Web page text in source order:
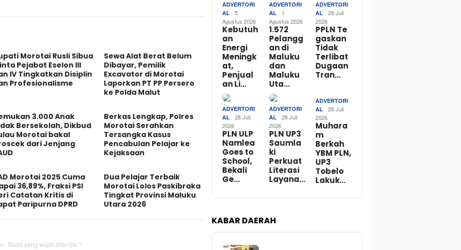
Morotai Rusli Sibua
Pejabat Eselon III
IV Tingkatkan Disiplin
Profesionalisme
Sewa Alat Berat Belum
Dibayar, Pemilik
Excavator di Morotai
Laporkan PT PP Persero
ke Polda Malut
3.000 Anak
Bersekolah, Dikbud
Morotai bakal
dari Jenjang
Berkas Lengkap, Polres
Morotai Serahkan
Tersangka Kasus
Pencabulan Pelajar ke
Kejaksaan
Morotai 2025 Cuma
36,89%, Fraksi PSI
Catatan Kritis di
Paripurna DPRD
Dua Pelajar Terbaik
Morotai Lolos Paskibraka
Tingkat Provinsi Maluku
Utara 2026
Ruas yang wajib ditandai *
ADVERTORI
AL
5
Agustus 2026
Kebutuh
an
Energi
Meningk
at,
Penjual
an Li…
ADVERTORI
AL
1
Agustus 2026
1.572
Pelangg
an di
Maluku
dan
Maluku
Uta…
ADVERTORI
AL
28 Juli
2026
PPLN Te
gaskan
Tidak
Terlibat
Dugaan
Tran…
ADVERTORI
AL
28 Juli
2026
PLN ULP
Namlea
Goes to
School,
Bekali
Ge…
ADVERTORI
AL
28 Juli
2026
PLN UP3
Saumla
ki
Perkuat
Literasi
Layana…
ADVERTORI
AL
26 Juli
2026
Muhara
m
Berkah
YBM PLN,
UP3
Tobelo
Lakuk…
KABAR DAERAH